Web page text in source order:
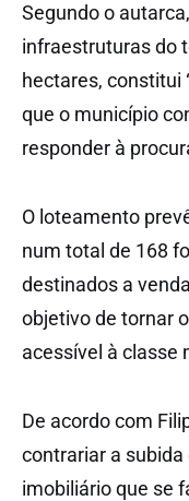
Segundo o
infraestruturas do
hectares, constitui
que o município
responder à
O loteamento
num total de 168
destinados a
objetivo de tornar
acessível à classe
De acordo com
contrariar a
imobiliário que se